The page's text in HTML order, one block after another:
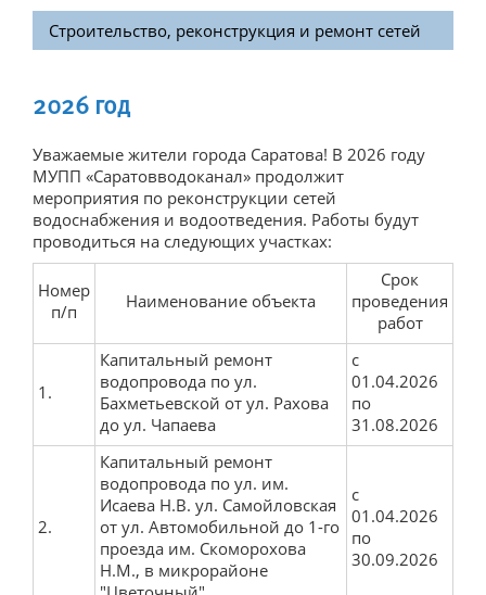
Дополнительные услуги
Передача показаний приборов учета
Поверка и опломбировка
Онлайн-приемная
Узнать задолженность
Отключение должников
Прямые договоры
Центр по работе с абонентами
Электронный документооборот
Новости предприятия
Отключения
Строительство, реконструкция и ремонт сетей
2026 год
Уважаемые жители города Саратова! В 2026 году
МУПП «Саратовводоканал» продолжит
мероприятия по реконструкции сетей
водоснабжения и водоотведения. Работы будут
проводиться на следующих участках:
Номер
п/п
Наименование объекта
Срок
проведения
работ
1.
Капитальный ремонт
водопровода по ул.
Бахметьевской от ул. Рахова
до ул. Чапаева
с
01.04.2026
по
31.08.2026
2.
Капитальный ремонт
водопровода по ул. им.
Исаева Н.В. ул. Самойловская
от ул. Автомобильной до 1-го
проезда им. Скоморохова
Н.М., в микрорайоне
с
01.04.2026
по
30.09.2026